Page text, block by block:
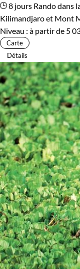
8 jours Rando dans
Kilimandjaro et Mont
Niveau : à partir de 5
Carte
Détails